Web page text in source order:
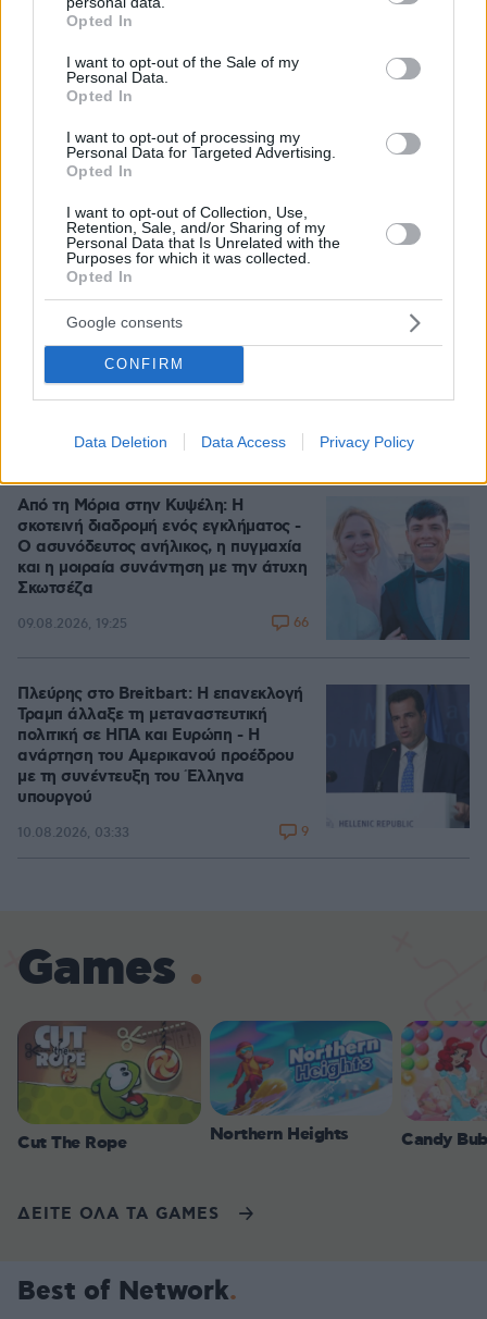
grant or deny consent to Google and its third-party tags to
use your data for below specified purposes in below Google
consent section.
Opted In
I want to opt-out of the Sale of my
Personal Data.
Opted In
I want to opt-out of processing my
Personal Data for Targeted Advertising.
Opted In
I want to opt-out of Collection, Use,
Retention, Sale, and/or Sharing of my
Personal Data that Is Unrelated with the
Purposes for which it was collected.
Opted In
Google consents
CONFIRM
Data Deletion Data Access Privacy Policy
Δήμας: Το ελικόπτερο είχε άδεια να
προσγειωθεί στο ελικοδρόμιο του
νησιού στις Αλυκές και όχι στο
09.08.2026, 21:55 81
Πώς ο Μέγας Αλέξανδρος συνέτριψε
Έλληνα στρατηλάτη στα Βαλκάνια
Από τη Μόρια στην Κυψέλη: Η
σκοτεινή διαδρομή ενός εγκλήματος -
Ο ασυνόδευτος ανήλικος, η πυγμαχία
και η μοιραία συνάντηση με την άτυχη
Σκωτσέζα
09.08.2026, 19:25 66
Πλεύρης στο Breitbart: Η επανεκλογή
Τραμπ άλλαξε τη μεταναστευτική
πολιτική σε ΗΠΑ και Ευρώπη - Η
ανάρτηση του Αμερικανού προέδρου
με τη συνέντευξη του Έλληνα
υπουργού
10.08.2026, 03:33 9
Games
Cut The Rope Northern Heights Candy
ΔΕΙΤΕ ΟΛΑ ΤΑ GAMES
Best of Network